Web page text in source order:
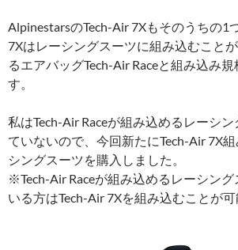
AlpinestarsのTech-Air 7Xもそのうちの1
7Xはレーシングスーツに組み込むこと
るエアバッグTech-Air Raceと組み込み
す。
私はTech-Air Raceが組み込めるレーシン
ていないので、今回新たにTech-Air 7X
シングスーツを購入しました。
※Tech-Air Raceが組み込めるレーシン
いる方はTech-Air 7Xを組み込むことが可